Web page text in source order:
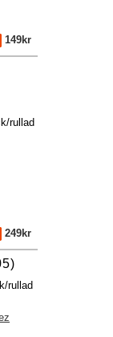
149kr
rullad
249kr
rullad